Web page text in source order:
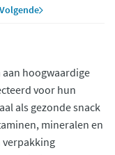
Volgende
aan hoogwaardige
voor hun
als gezonde snack
mineralen en
verpakking